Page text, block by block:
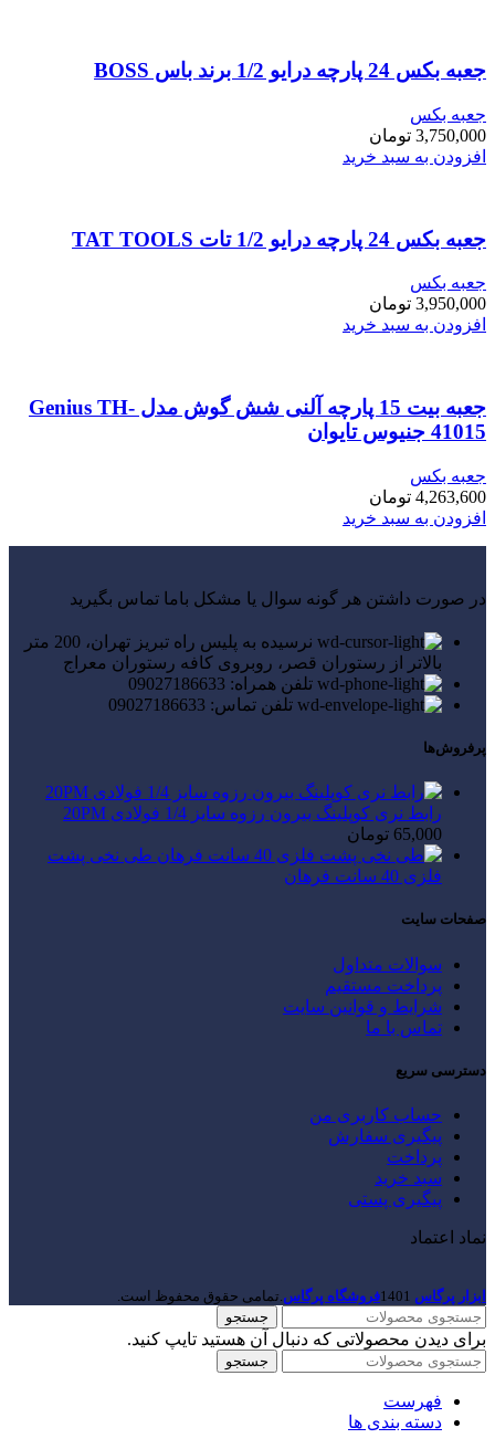
جعبه بکس 24 پارچه درایو 1/2 برند باس BOSS
جعبه بکس
3,750,000 تومان
افزودن به سبد خرید
جعبه بکس 24 پارچه درایو 1/2 تات TAT TOOLS
جعبه بکس
3,950,000 تومان
افزودن به سبد خرید
جعبه بیت 15 پارچه آلنی شش گوش مدل Genius TH-
41015 جنیوس تایوان
جعبه بکس
4,263,600 تومان
افزودن به سبد خرید
در صورت داشتن هر گونه سوال یا مشکل باما تماس بگیرید
نرسیده به پلیس راه تبریز تهران، 200 متر
بالاتر از رستوران قصر، روبروی کافه رستوران معراج
تلفن همراه: 09027186633
تلفن تماس: 09027186633
پرفروش‌ها
رابط نری کوپلینگ بیرون رزوه سایز 1/4 فولادی 20PM
65,000 تومان
طی نخی پشت
فلزی 40 سانت فرهان
صفحات سایت
سوالات متداول
پرداخت مستقیم
شرایط و قوانین سایت
تماس با ما
دسترسی سریع
حساب کاربری من
پیگیری سفارش
پرداخت
سبد خرید
پیگیری پستی
نماد اعتماد
ابزار پرگاس 1401فروشگاه پرگاس .تمامی حقوق محفوظ است.
جستجو
برای دیدن محصولاتی که دنبال آن هستید تایپ کنید.
جستجو
فهرست
دسته بندی ها